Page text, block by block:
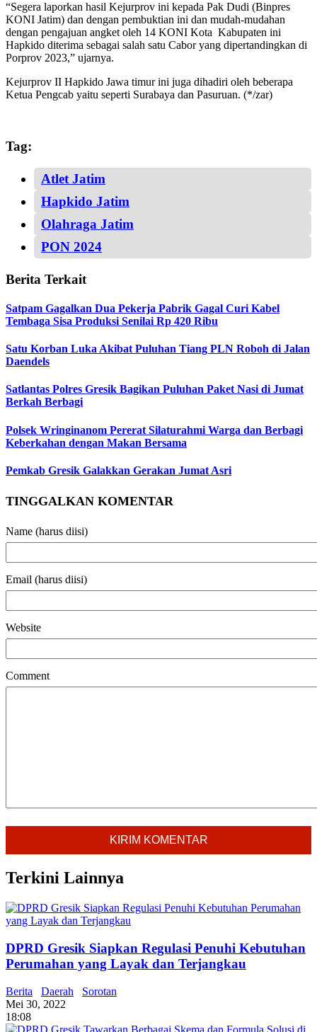
“Segera laporkan hasil Kejurprov ini kepada Pak Dudi (Binpres
KONI Jatim) dan dengan pembuktian ini dan mudah-mudahan
dengan pengajuan angket oleh 14 KONI Kota Kabupaten ini
Hapkido diterima sebagai salah satu Cabor yang dipertandingkan di
Porprov 2023,” ujarnya.
Kejurprov II Hapkido Jawa timur ini juga dihadiri oleh beberapa
Ketua Pengcab yaitu seperti Surabaya dan Pasuruan. (*/zar)
Tag:
Atlet Jatim
Hapkido Jatim
Olahraga Jatim
PON 2024
Berita Terkait
Satpam Gagalkan Dua Pekerja Pabrik Gagal Curi Kabel
Tembaga Sisa Produksi Senilai Rp 420 Ribu
Satu Korban Luka Akibat Puluhan Tiang PLN Roboh di Jalan
Daendels
Satlantas Polres Gresik Bagikan Puluhan Paket Nasi di Jumat
Berkah Berbagi
Polsek Wringinanom Pererat Silaturahmi Warga dan Berbagi
Keberkahan dengan Makan Bersama
Pemkab Gresik Galakkan Gerakan Jumat Asri
TINGGALKAN KOMENTAR
Name (harus diisi)
Email (harus diisi)
Website
Comment
Terkini Lainnya
DPRD Gresik Siapkan Regulasi Penuhi Kebutuhan
Perumahan yang Layak dan Terjangkau
Berita Daerah
Sorotan
Mei 30, 2022
18:08